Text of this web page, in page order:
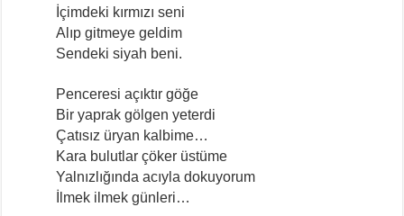
İçimdeki kırmızı seni
Alıp gitmeye geldim
Sendeki siyah beni.
Penceresi açıktır göğe
Bir yaprak gölgen yeterdi
Çatısız üryan kalbime…
Kara bulutlar çöker üstüme
Yalnızlığında acıyla dokuyorum
İlmek ilmek günleri…